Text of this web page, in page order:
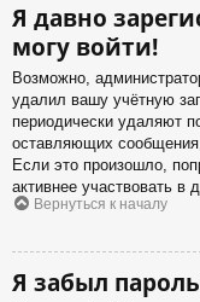
Я давно
могу войти!
Возможно,
удалил вашу учётную
периодически удаляют
оставляющих
Если это произошло,
активнее участвовать в
Вернуться к началу
Я забыл